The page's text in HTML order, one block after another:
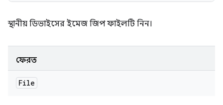
স্থানীয় ডিভাইসের ইমেজ জিপ ফাইলটি নিন।
ফেরত
File